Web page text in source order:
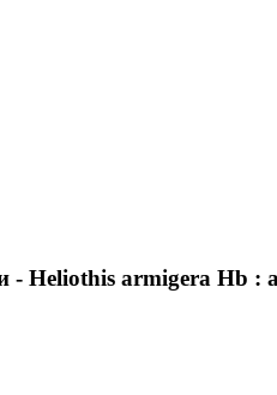
Heliothis armigera Hb :